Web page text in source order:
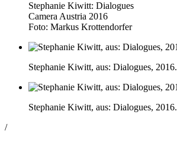
Stephanie Kiwitt: Dialogues
Camera Austria 2016
Foto: Markus Krottendorfer
Stephanie Kiwitt, aus: Dialogues, 2016.
Stephanie Kiwitt, aus: Dialogues, 2016.
/